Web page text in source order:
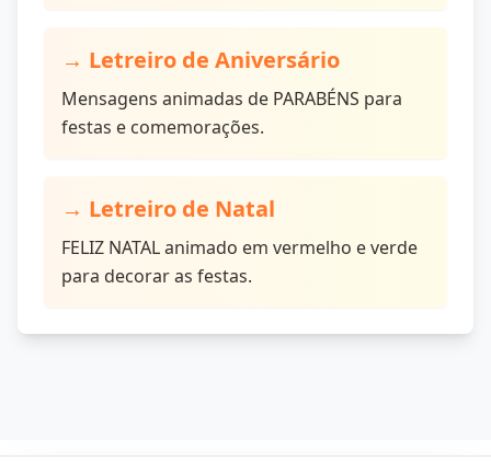
→ Letreiro de Aniversário
Mensagens animadas de PARABÉNS para
festas e comemorações.
→ Letreiro de Natal
FELIZ NATAL animado em vermelho e verde
para decorar as festas.